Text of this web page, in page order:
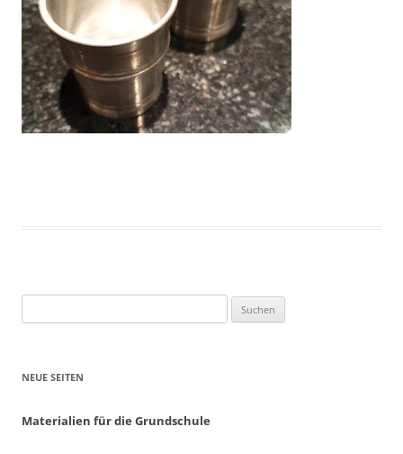
nach:
NEUE SEITEN
Materialien für die Grundschule